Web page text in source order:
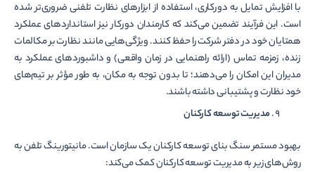
با افزایش تمایل به دورکاری، استفاده از ابزارهای نظارت تلفنی ضروری‌تر شده
است. این فرآیند تضمین می‌کند که کارمندان دورکار نیز استانداردهای عملکرد
همتایان خود در دفتر شرکت را حفظ کنند. ویژگی‌هایی مانند نظارت بر مکالمات
زنده، زمزمه تماس (ارائه راهنمایی در زمان واقعی) و داشبوردهای عملکرد به
مدیران این امکان را می‌دهند؛ تا بدون توجه به مکان، به طور مؤثر بر تیم‌های
خود نظارت و پشتیبانی داشته باشند.
مدیریت توسعه کارکنان
بهبود مستمر سنگ بنای توسعه کارکنان یک سازمان است. مانیتورینگ تلفن به
روش‌های زیر به مدیریت توسعه کارکنان کمک می‌کند: